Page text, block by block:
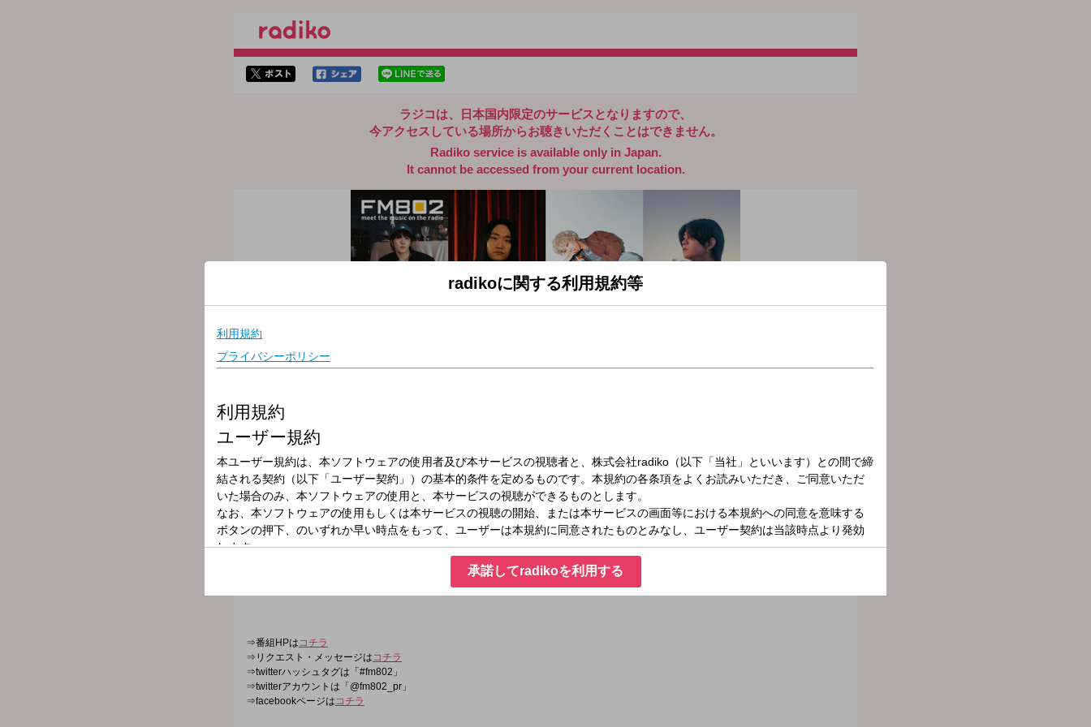
ラジコは、日本国内限定のサービスとなりますので、
今アクセスしている場所からお聴きいただくことはできません。
Radiko service is available only in Japan.
It cannot be accessed from your current location.
放送局
放送時間
2025年5月18日（日）21:00～22:00
番組名
802 BINTANG GARDEN
韓国のK-HIPHOP・R&Bシーンをピックアップ！BE'O×Paul Blanco×Aile The Shotaのスペシャルインタビューに、ASH ISLANDについて
⇒番組HPは コチラ
⇒リクエスト・メッセージは コチラ
⇒twitterハッシュタグは「#fm802」
⇒twitterアカウントは「@fm802_pr」
⇒facebookページは コチラ
radikoに関する利用規約等
承諾してradikoを利用する